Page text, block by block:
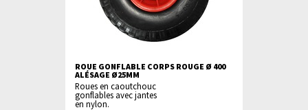
ROUE GONFLABLE CORPS ROUGE Ø 400
ALÉSAGE Ø25MM
Roues en caoutchouc
gonflables avec jantes
en nylon.